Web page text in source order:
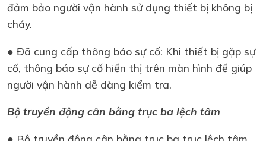
đảm bảo người vận hành sử dụng thiết bị không bị
cháy.
● Đã cung cấp thông báo sự cố: Khi thiết bị gặp sự
cố, thông báo sự cố hiển thị trên màn hình để giúp
người vận hành dễ dàng kiểm tra.
Bộ truyền động cân bằng trục ba lệch tâm